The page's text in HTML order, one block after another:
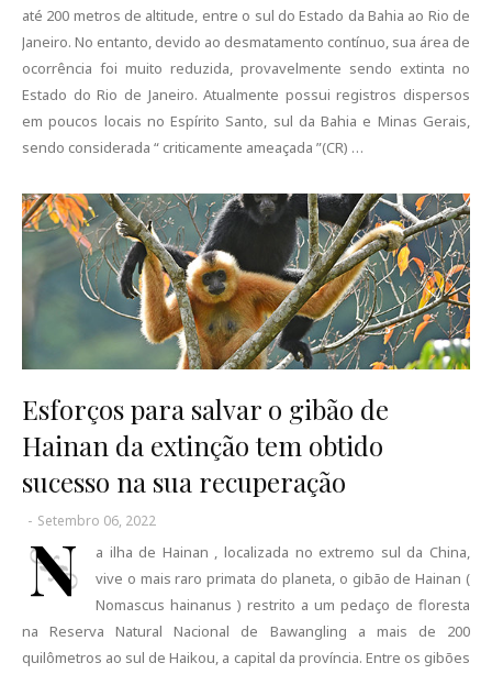
até 200 metros de altitude, entre o sul do Estado da Bahia ao Rio de
Janeiro. No entanto, devido ao desmatamento contínuo, sua área de
ocorrência foi muito reduzida, provavelmente sendo extinta no
Estado do Rio de Janeiro. Atualmente possui registros dispersos
em poucos locais no Espírito Santo, sul da Bahia e Minas Gerais,
sendo considerada “ criticamente ameaçada ”(CR) …
Esforços para salvar o gibão de
Hainan da extinção tem obtido
sucesso na sua recuperação
- Setembro 06, 2022
N
a ilha de Hainan , localizada no extremo sul da China,
vive o mais raro primata do planeta, o gibão de Hainan (
Nomascus hainanus ) restrito a um pedaço de floresta
na Reserva Natural Nacional de Bawangling a mais de 200
quilômetros ao sul de Haikou, a capital da província. Entre os gibões